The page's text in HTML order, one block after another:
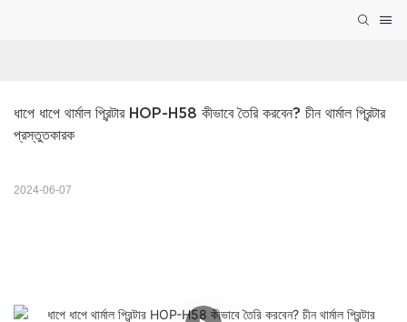
ধাপে ধাপে থার্মাল প্রিন্টার HOP-H58 কীভাবে তৈরি করবেন? চীন থার্মাল প্রিন্টার
প্রস্তুতকারক
2024-06-07